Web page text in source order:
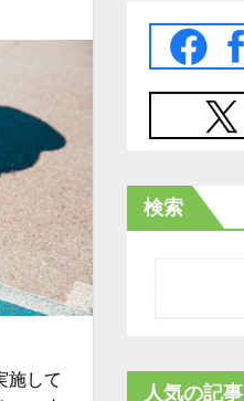
施して
検索
人気の記事